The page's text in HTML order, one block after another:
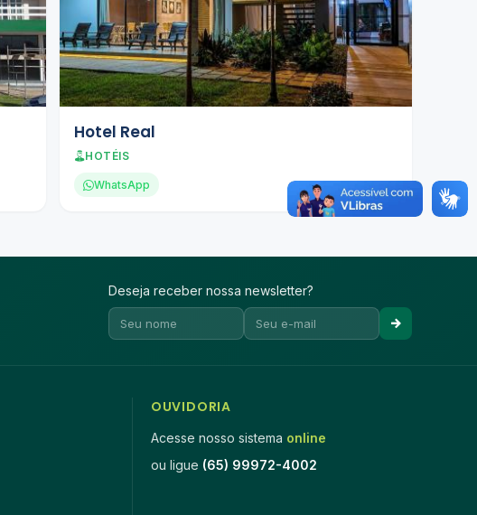
Hotel Real
HOTÉIS
WhatsApp
Deseja receber nossa newsletter?
OUVIDORIA
Acesse nosso sistema online
ou ligue (65) 99972-4002